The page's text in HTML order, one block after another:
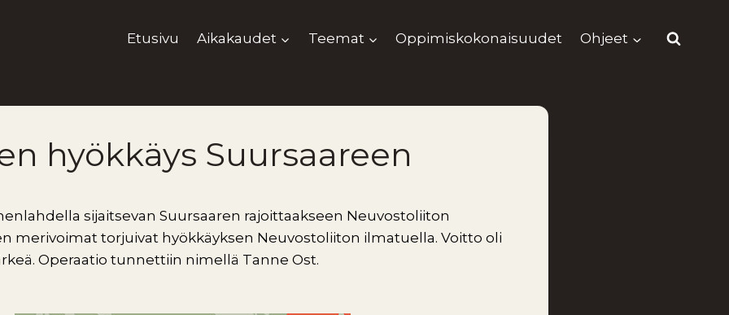
Etusivu Aikakaudet Teemat Oppimiskokonaisuudet Ohjeet
hyökkäys Suursaareen
sijaitsevan Suursaaren rajoittaakseen Neuvostoliiton
merivoimat torjuivat hyökkäyksen Neuvostoliiton ilmatuella. Voitto oli
Operaatio tunnettiin nimellä Tanne Ost.